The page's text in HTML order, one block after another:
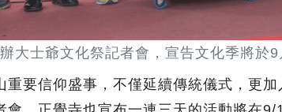
大士爺文化祭記者會，宣告文化季將於
重要信仰盛事，不僅延續傳統儀式，更